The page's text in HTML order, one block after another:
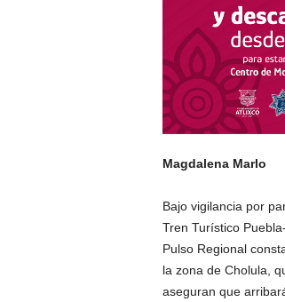
Magdalena Marlo
Bajo vigilancia por
Tren Turístico
Pulso Regional
la zona de Cholula,
aseguran que